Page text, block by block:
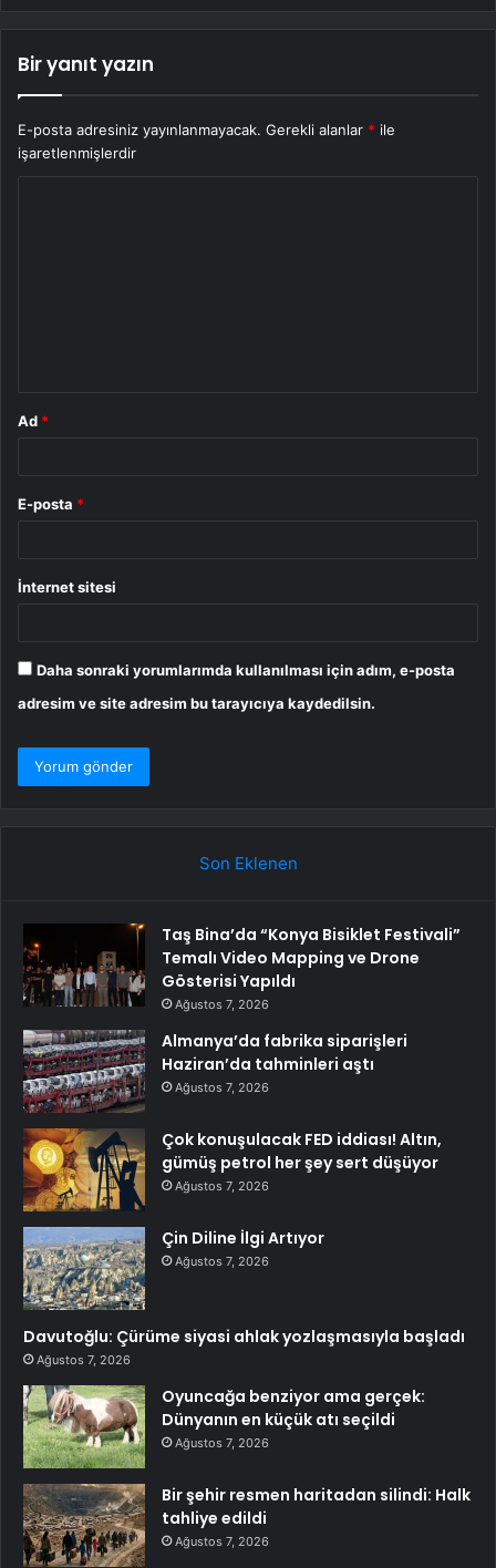
Bir yanıt yazın
E-posta adresiniz yayınlanmayacak. Gerekli alanlar * ile
işaretlenmişlerdir
Ad *
E-posta *
İnternet sitesi
Daha sonraki yorumlarımda kullanılması için adım, e-posta
adresim ve site adresim bu tarayıcıya kaydedilsin.
Son Eklenen
Taş Bina’da “Konya Bisiklet Festivali”
Temalı Video Mapping ve Drone
Gösterisi Yapıldı
Ağustos 7, 2026
Almanya’da fabrika siparişleri
Haziran’da tahminleri aştı
Ağustos 7, 2026
Çok konuşulacak FED iddiası! Altın,
gümüş petrol her şey sert düşüyor
Ağustos 7, 2026
Çin Diline İlgi Artıyor
Ağustos 7, 2026
Davutoğlu: Çürüme siyasi ahlak yozlaşmasıyla başladı
Ağustos 7, 2026
Oyuncağa benziyor ama gerçek:
Dünyanın en küçük atı seçildi
Ağustos 7, 2026
Bir şehir resmen haritadan silindi: Halk
tahliye edildi
Ağustos 7, 2026